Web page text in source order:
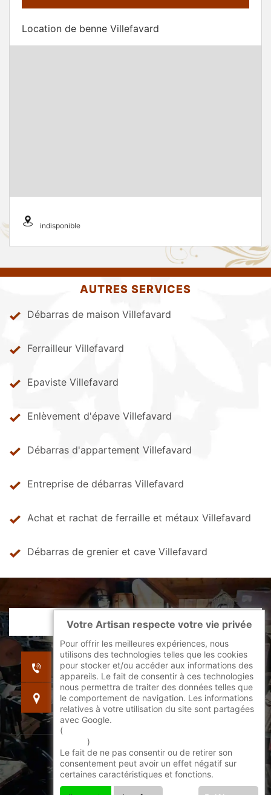
Location de benne Villefavard
indisponible
AUTRES SERVICES
Débarras de maison Villefavard
Ferrailleur Villefavard
Epaviste Villefavard
Enlèvement d'épave Villefavard
Débarras d'appartement Villefavard
Entreprise de débarras Villefavard
Achat et rachat de ferraille et métaux Villefavard
Débarras de grenier et cave Villefavard
indisponible
indisponible
indisponible
©2022 - 2026 Tout droit réservé -
Mentions légales
Votre Artisan respecte votre vie privée
Pour offrir les meilleures expériences, nous
utilisons des technologies telles que les cookies
pour stocker et/ou accéder aux informations des
appareils. Le fait de consentir à ces technologies
nous permettra de traiter des données telles que
le comportement de navigation. Les informations
relatives à votre utilisation du site sont partagées
avec Google.
(
)
Le fait de ne pas consentir ou de retirer son
consentement peut avoir un effet négatif sur
certaines caractéristiques et fonctions.